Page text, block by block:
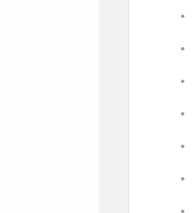
·
·
·
·
·
·